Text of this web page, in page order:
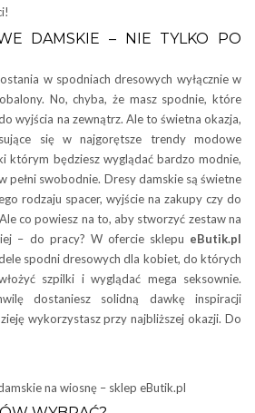
DAMSKIE – NIE TYLKO PO
w spodniach dresowych wyłącznie w
No, chyba, że masz spodnie, które
wyjścia na zewnątrz. Ale to świetna okazja,
się w najgorętsze trendy modowe
którym będziesz wyglądać bardzo modnie,
pełni swobodnie. Dresy damskie są świetne
rodzaju spacer, wyjście na zakupy czy do
co powiesz na to, aby stworzyć zestaw na
– do pracy? W ofercie sklepu eButik.pl
spodni dresowych dla kobiet, do których
szpilki i wyglądać mega seksownie.
dostaniesz solidną dawkę inspiracji
wykorzystasz przy najbliższej okazji. Do
na wiosnę – sklep eButik.pl